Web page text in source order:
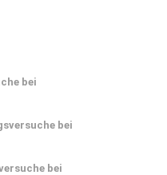
bei
bei
bei